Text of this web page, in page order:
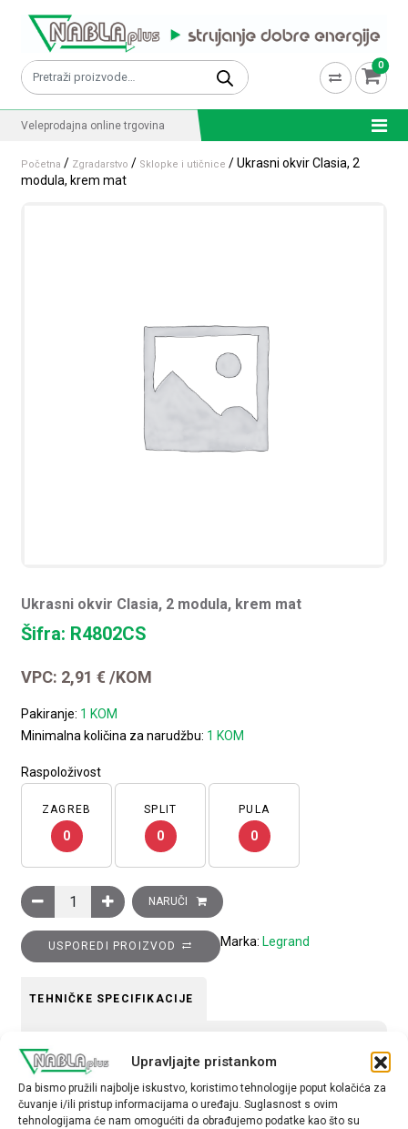
Upravljajte pristankom
Da bismo pružili najbolje iskustvo, koristimo tehnologije poput kolačića za
čuvanje i/ili pristup informacijama o uređaju. Suglasnost s ovim
tehnologijama će nam omogućiti da obrađujemo podatke kao što su
Pretraži: 0
Veleprodajna online trgovina
Početna / Zgradarstvo / Sklopke i utičnice / Ukrasni okvir Clasia, 2
modula, krem mat
Ukrasni okvir Clasia, 2 modula, krem mat
Šifra: R4802CS
VPC: 2,91€ /KOM
Pakiranje: 1 KOM
Minimalna količina za narudžbu: 1 KOM
Raspoloživost
ZAGREB
0
SPLIT
0
PULA
0
Ukrasni okvir Clasia, 2 modula, krem mat količina
NARUČI
USPOREDI PROIZVOD Marka: Legrand
TEHNIČKE SPECIFIKACIJE
Tip uređaja
Okvir